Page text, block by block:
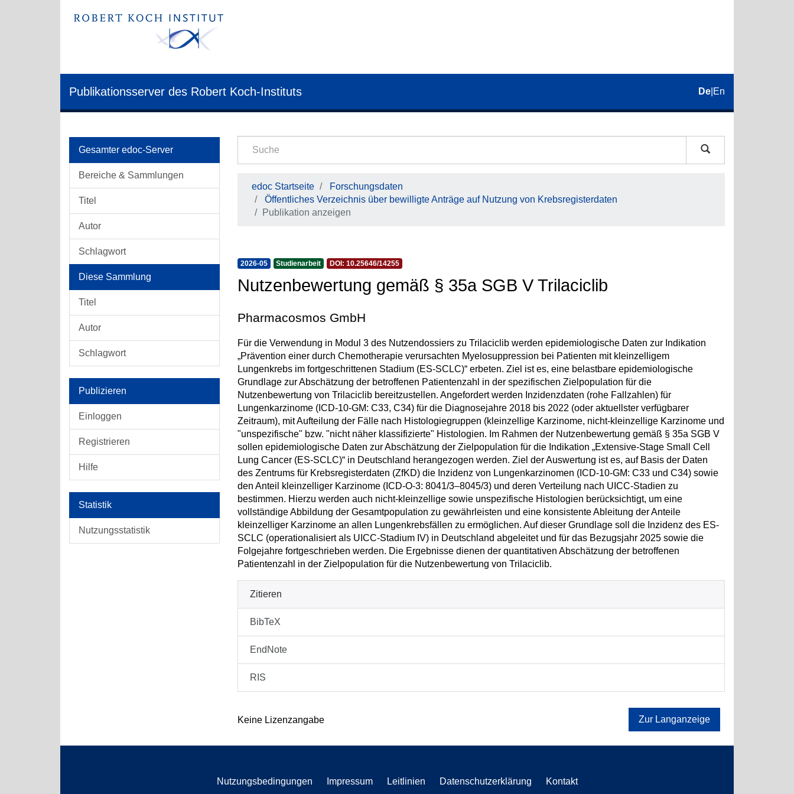
Publikationsserver des Robert Koch-Instituts De En
Gesamter edoc-Server
Bereiche & Sammlungen
Titel
Autor
Schlagwort
Diese Sammlung
Titel
Autor
Schlagwort
Publizieren
Einloggen
Registrieren
Hilfe
Statistik
Nutzungsstatistik
edoc Startseite
Forschungsdaten
Öffentliches Verzeichnis über bewilligte Anträge auf Nutzung von Krebsregisterdaten
Publikation anzeigen
2026-05 Studienarbeit DOI: 10.25646/14255
Nutzenbewertung gemäß § 35a SGB V Trilaciclib
Pharmacosmos GmbH
Für die Verwendung in Modul 3 des Nutzendossiers zu Trilaciclib werden epidemiologische Daten zur Indikation
„Prävention einer durch Chemotherapie verursachten Myelosuppression bei Patienten mit kleinzelligem
Lungenkrebs im fortgeschrittenen Stadium (ES-SCLC)“ erbeten. Ziel ist es, eine belastbare epidemiologische
Grundlage zur Abschätzung der betroffenen Patientenzahl in der spezifischen Zielpopulation für die
Nutzenbewertung von Trilaciclib bereitzustellen. Angefordert werden Inzidenzdaten (rohe Fallzahlen) für
Lungenkarzinome (ICD-10-GM: C33, C34) für die Diagnosejahre 2018 bis 2022 (oder aktuellster verfügbarer
Zeitraum), mit Aufteilung der Fälle nach Histologiegruppen (kleinzellige Karzinome, nicht-kleinzellige Karzinome und
"unspezifische" bzw. "nicht näher klassifizierte" Histologien. Im Rahmen der Nutzenbewertung gemäß § 35a SGB V
sollen epidemiologische Daten zur Abschätzung der Zielpopulation für die Indikation „Extensive-Stage Small Cell
Lung Cancer (ES-SCLC)“ in Deutschland herangezogen werden. Ziel der Auswertung ist es, auf Basis der Daten
des Zentrums für Krebsregisterdaten (ZfKD) die Inzidenz von Lungenkarzinomen (ICD-10-GM: C33 und C34) sowie
den Anteil kleinzelliger Karzinome (ICD-O-3: 8041/3–8045/3) und deren Verteilung nach UICC-Stadien zu
bestimmen. Hierzu werden auch nicht-kleinzellige sowie unspezifische Histologien berücksichtigt, um eine
vollständige Abbildung der Gesamtpopulation zu gewährleisten und eine konsistente Ableitung der Anteile
kleinzelliger Karzinome an allen Lungenkrebsfällen zu ermöglichen. Auf dieser Grundlage soll die Inzidenz des ES-
SCLC (operationalisiert als UICC-Stadium IV) in Deutschland abgeleitet und für das Bezugsjahr 2025 sowie die
Folgejahre fortgeschrieben werden. Die Ergebnisse dienen der quantitativen Abschätzung der betroffenen
Patientenzahl in der Zielpopulation für die Nutzenbewertung von Trilaciclib.
Zitieren
BibTeX
EndNote
RIS
Keine Lizenzangabe Zur Langanzeige
Nutzungsbedingungen Impressum Leitlinien Datenschutzerklärung Kontakt